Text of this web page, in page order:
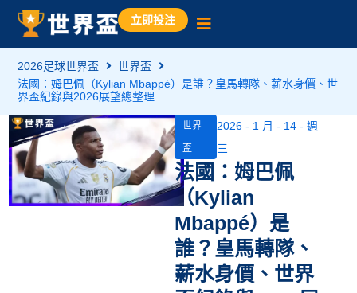
立即投注
2026足球世界盃
世界盃
法國：姆巴佩（Kylian Mbappé）是誰？皇馬轉隊、薪水身價、世
界盃紀錄與2026展望總整理
世界
盃
2026 - 1 月 - 14 - 週
三
法國：姆巴佩
（Kylian
Mbappé）是
誰？皇馬轉隊、
薪水身價、世界